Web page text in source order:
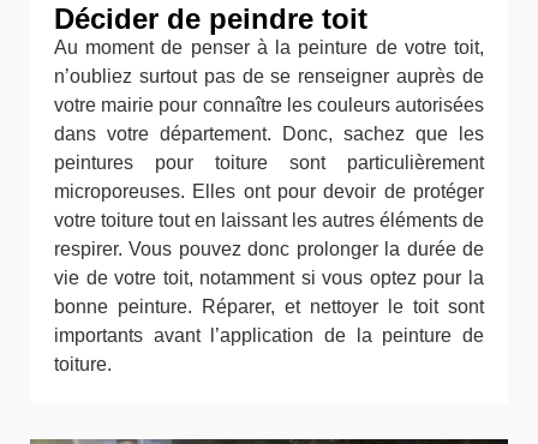
Décider de peindre toit
Au moment de penser à la peinture de votre toit,
n’oubliez surtout pas de se renseigner auprès de
votre mairie pour connaître les couleurs autorisées
dans votre département. Donc, sachez que les
peintures pour toiture sont particulièrement
microporeuses. Elles ont pour devoir de protéger
votre toiture tout en laissant les autres éléments de
respirer. Vous pouvez donc prolonger la durée de
vie de votre toit, notamment si vous optez pour la
bonne peinture. Réparer, et nettoyer le toit sont
importants avant l’application de la peinture de
toiture.